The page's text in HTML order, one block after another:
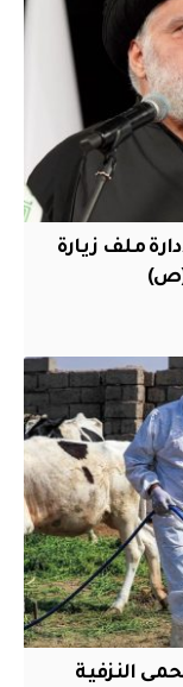
ملف زيارة
(ص)
إصابة بالحمى النزفية